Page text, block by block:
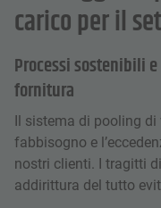
carico per il
Processi sostenibili
fornitura
Il sistema di pooling
fabbisogno e
nostri clienti. I tragitti
addirittura del tutto